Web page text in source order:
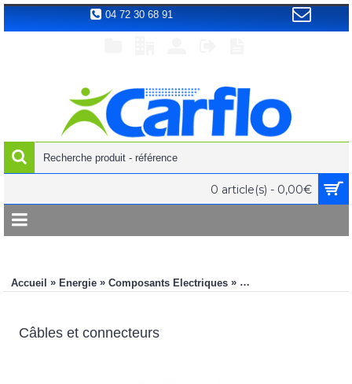
04 72 30 68 91
0 article(s) - 0,00€
Accueil »Energie »Composants Electriques » Câbles et connecteurs
Câbles et connecteurs